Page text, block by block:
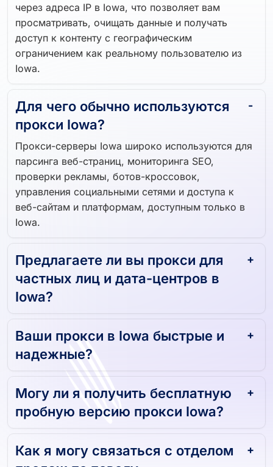
через адреса IP в Iowa, что позволяет вам
просматривать, очищать данные и получать
доступ к контенту с географическим
ограничением как реальному пользователю из
Iowa.
Для чего обычно используются
прокси Iowa?
Прокси-серверы Iowa широко используются для
парсинга веб-страниц, мониторинга SEO,
проверки рекламы, ботов-кроссовок,
управления социальными сетями и доступа к
веб-сайтам и платформам, доступным только в
Iowa.
Предлагаете ли вы прокси для
частных лиц и дата-центров в
Iowa?
Ваши прокси в Iowa быстрые и
надежные?
Могу ли я получить бесплатную
пробную версию прокси Iowa?
Как я могу связаться с отделом